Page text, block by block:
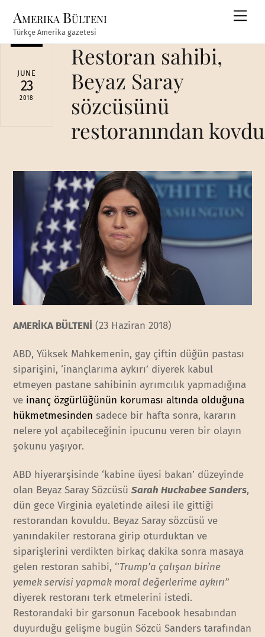
content
Amerika Bülteni
Türkçe Amerika gazetesi
JUNE
23
2018
Restoran sahibi,
Beyaz Saray
sözcüsünü
restoranından kovdu
AMERİKA BÜLTENİ (23 Haziran 2018)
ABD, Yüksek Mahkemenin, gay çiftin düğün pastası
siparişini, ‘inançlarıma aykırı’ diyerek kabul
etmeyen pastane sahibinin ayrımcılık yapmadığına
ve inanç özgürlüğünün koruması altında olduğuna
hükmetmesinden sadece bir hafta sonra, kararın
nelere yol açabileceğinin ipucunu veren bir olayın
şokunu yaşıyor.
ABD hiyerarşisinde ‘kabine üyesi bakan’ düzeyinde
olan Beyaz Saray SözcüsüSarah Huckabee Sanders,
dün gece Virginia eyaletinde ailesi ile gittiği
restorandan kovuldu. Beyaz Saray sözcüsü ve
yanındakiler restorana girip oturduktan ve
siparişlerini verdikten birkaç dakika sonra masaya
gelen restoran sahibi, ‘’Trump’a çalışan birine
yemek servisi yapmak moral değerlerime aykırı’’
diyerek restoranı terk etmelerini istedi.
Restorandaki bir garsonun Facebook hesabından
duyurduğu gelişme bugün Sözcü Sanders tarafından